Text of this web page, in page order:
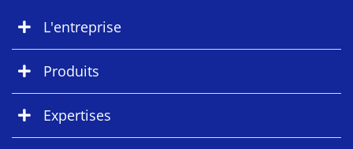
L'entreprise
Produits
Expertises